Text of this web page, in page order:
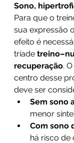
Sono,
Para que o
sua expressão
efeito é
tríade
recuperação.
centro desse
deve ser
Sem sono
menor
Com sono
há risco de